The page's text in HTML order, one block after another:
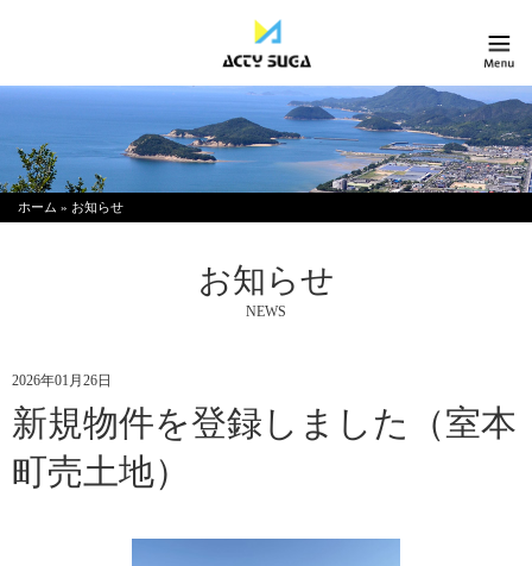
ホーム » お知らせ
お知らせ
NEWS
2026年01月26日
新規物件を登録しました（室本
町売土地）